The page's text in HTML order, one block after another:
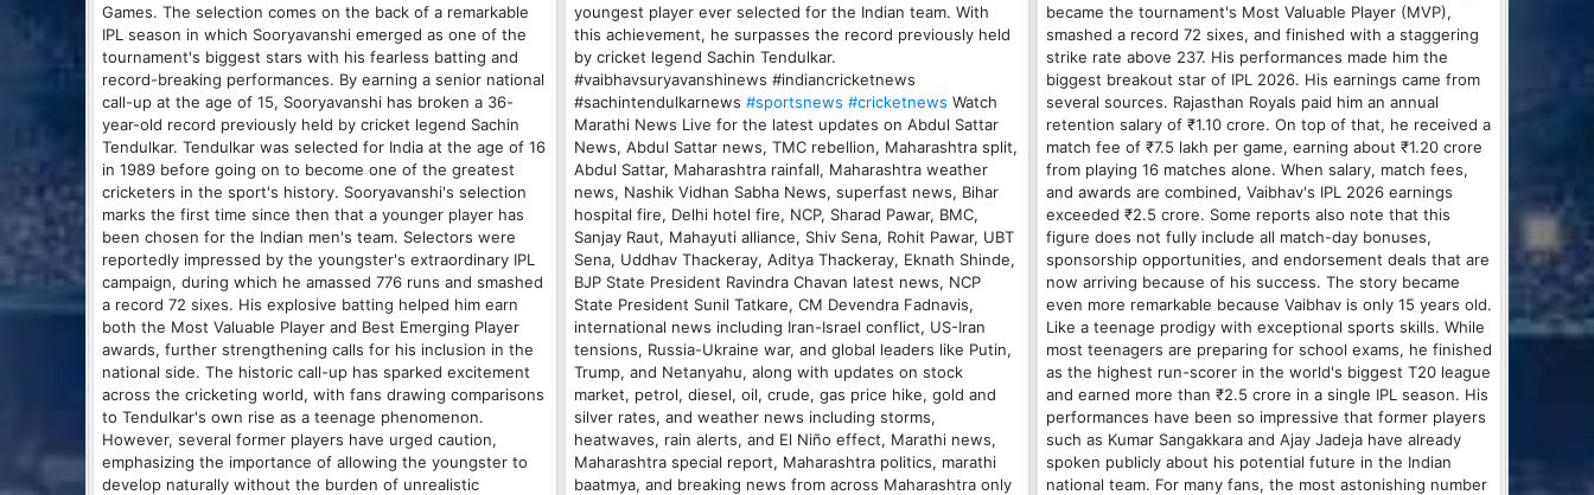
Games. The selection comes on the back of a remarkable
IPL season in which Sooryavanshi emerged as one of the
tournament's biggest stars with his fearless batting and
record-breaking performances. By earning a senior national
call-up at the age of 15, Sooryavanshi has broken a 36-
year-old record previously held by cricket legend Sachin
Tendulkar. Tendulkar was selected for India at the age of 16
in 1989 before going on to become one of the greatest
cricketers in the sport's history. Sooryavanshi's selection
marks the first time since then that a younger player has
been chosen for the Indian men's team. Selectors were
reportedly impressed by the youngster's extraordinary IPL
campaign, during which he amassed 776 runs and smashed
a record 72 sixes. His explosive batting helped him earn
both the Most Valuable Player and Best Emerging Player
awards, further strengthening calls for his inclusion in the
national side. The historic call-up has sparked excitement
across the cricketing world, with fans drawing comparisons
to Tendulkar's own rise as a teenage phenomenon.
However, several former players have urged caution,
emphasizing the importance of allowing the youngster to
develop naturally without the burden of unrealistic
youngest player ever selected for the Indian team. With
this achievement, he surpasses the record previously held
by cricket legend Sachin Tendulkar.
#vaibhavsuryavanshinews #indiancricketnews
#sachintendulkarnews #sportsnews #cricketnews Watch
Marathi News Live for the latest updates on Abdul Sattar
News, Abdul Sattar news, TMC rebellion, Maharashtra split,
Abdul Sattar, Maharashtra rainfall, Maharashtra weather
news, Nashik Vidhan Sabha News, superfast news, Bihar
hospital fire, Delhi hotel fire, NCP, Sharad Pawar, BMC,
Sanjay Raut, Mahayuti alliance, Shiv Sena, Rohit Pawar, UBT
Sena, Uddhav Thackeray, Aditya Thackeray, Eknath Shinde,
BJP State President Ravindra Chavan latest news, NCP
State President Sunil Tatkare, CM Devendra Fadnavis,
international news including Iran-Israel conflict, US-Iran
tensions, Russia-Ukraine war, and global leaders like Putin,
Trump, and Netanyahu, along with updates on stock
market, petrol, diesel, oil, crude, gas price hike, gold and
silver rates, and weather news including storms,
heatwaves, rain alerts, and El Niño effect, Marathi news,
Maharashtra special report, Maharashtra politics, marathi
baatmya, and breaking news from across Maharashtra only
became the tournament's Most Valuable Player (MVP),
smashed a record 72 sixes, and finished with a staggering
strike rate above 237. His performances made him the
biggest breakout star of IPL 2026. His earnings came from
several sources. Rajasthan Royals paid him an annual
retention salary of ₹1.10 crore. On top of that, he received a
match fee of ₹7.5 lakh per game, earning about ₹1.20 crore
from playing 16 matches alone. When salary, match fees,
and awards are combined, Vaibhav's IPL 2026 earnings
exceeded ₹2.5 crore. Some reports also note that this
figure does not fully include all match-day bonuses,
sponsorship opportunities, and endorsement deals that are
now arriving because of his success. The story became
even more remarkable because Vaibhav is only 15 years old.
Like a teenage prodigy with exceptional sports skills. While
most teenagers are preparing for school exams, he finished
as the highest run-scorer in the world's biggest T20 league
and earned more than ₹2.5 crore in a single IPL season. His
performances have been so impressive that former players
such as Kumar Sangakkara and Ajay Jadeja have already
spoken publicly about his potential future in the Indian
national team. For many fans, the most astonishing number